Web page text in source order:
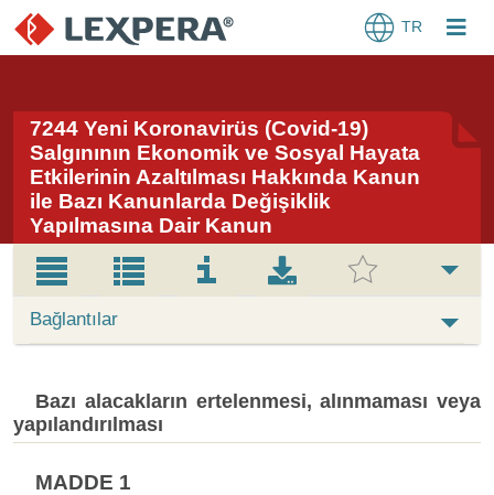
TR
7244 Yeni Koronavirüs (Covid-19)
Salgınının Ekonomik ve Sosyal Hayata
Etkilerinin Azaltılması Hakkında Kanun
ile Bazı Kanunlarda Değişiklik
Yapılmasına Dair Kanun
Bağlantılar
Bazı alacakların ertelenmesi, alınmaması veya
yapılandırılması
MADDE 1